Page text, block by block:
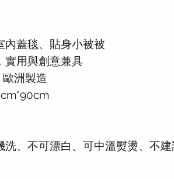
內蓋毯、貼身小被被
實用與創意兼具
歐洲製造
洗、不可漂白、可中溫熨燙、不